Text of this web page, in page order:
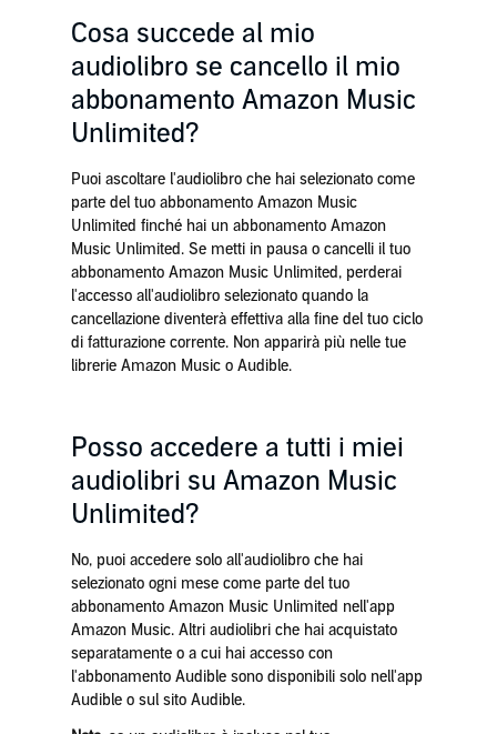
Cosa succede al mio
audiolibro se cancello il mio
abbonamento Amazon Music
Unlimited?
Puoi ascoltare l'audiolibro che hai selezionato come
parte del tuo abbonamento Amazon Music
Unlimited finché hai un abbonamento Amazon
Music Unlimited. Se metti in pausa o cancelli il tuo
abbonamento Amazon Music Unlimited, perderai
l'accesso all'audiolibro selezionato quando la
cancellazione diventerà effettiva alla fine del tuo ciclo
di fatturazione corrente. Non apparirà più nelle tue
librerie Amazon Music o Audible.
Posso accedere a tutti i miei
audiolibri su Amazon Music
Unlimited?
No, puoi accedere solo all'audiolibro che hai
selezionato ogni mese come parte del tuo
abbonamento Amazon Music Unlimited nell'app
Amazon Music. Altri audiolibri che hai acquistato
separatamente o a cui hai accesso con
l'abbonamento Audible sono disponibili solo nell'app
Audible o sul sito Audible.